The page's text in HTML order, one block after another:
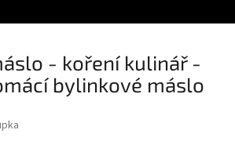
- koření kulinář -
bylinkové máslo